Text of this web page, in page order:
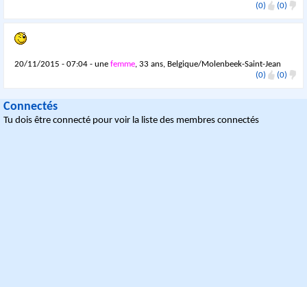
(0)
(0)
20/11/2015 - 07:04 - unefemme , 33 ans, Belgique/Molenbeek-Saint-Jean
(0)
(0)
Connectés
Tu dois être connecté pour voir la liste des membres connectés